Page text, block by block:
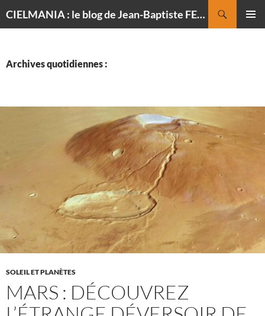
CIELMANIA : le blog de Jean-Baptiste FELDMANN, photographe du ciel
Archives quotidiennes :
SOLEIL ET PLANÈTES
MARS : DÉCOUVREZ